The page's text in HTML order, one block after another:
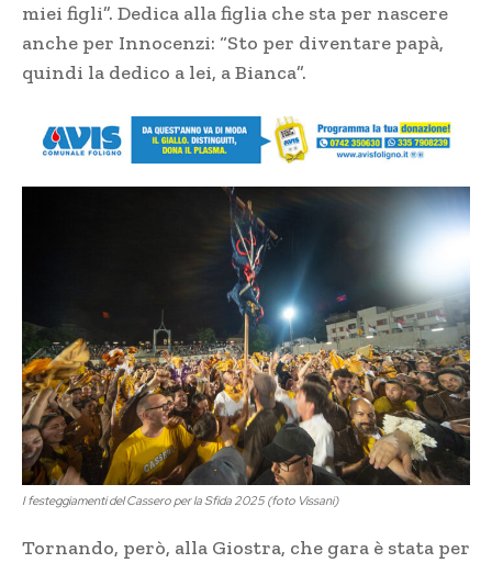
miei figli”. Dedica alla figlia che sta per nascere
anche per Innocenzi: “Sto per diventare papà,
quindi la dedico a lei, a Bianca”.
I festeggiamenti del Cassero per la Sfida 2025 (foto Vissani)
Tornando, però, alla Giostra, che gara è stata per